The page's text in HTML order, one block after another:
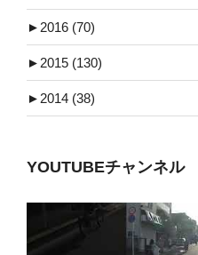
► 2016 (70)
► 2015 (130)
► 2014 (38)
YOUTUBEチャンネル